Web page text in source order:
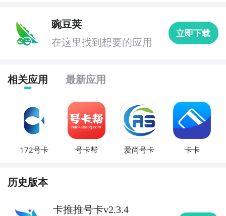
豌豆荚
在这里找到想要的应用
立即下载
相关应用 最新应用
172号卡 号卡帮 爱尚号卡 卡卡
历史版本
卡推推号卡v2.3.4